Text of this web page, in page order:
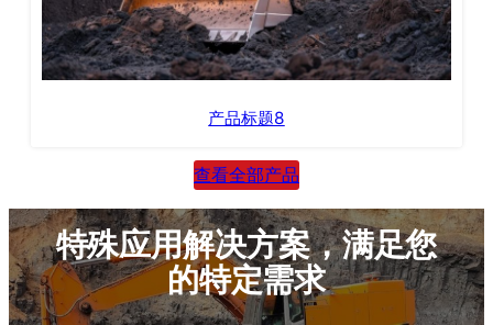
产品标题8
查看全部产品
特殊应用解决方案，满足您
的特定需求